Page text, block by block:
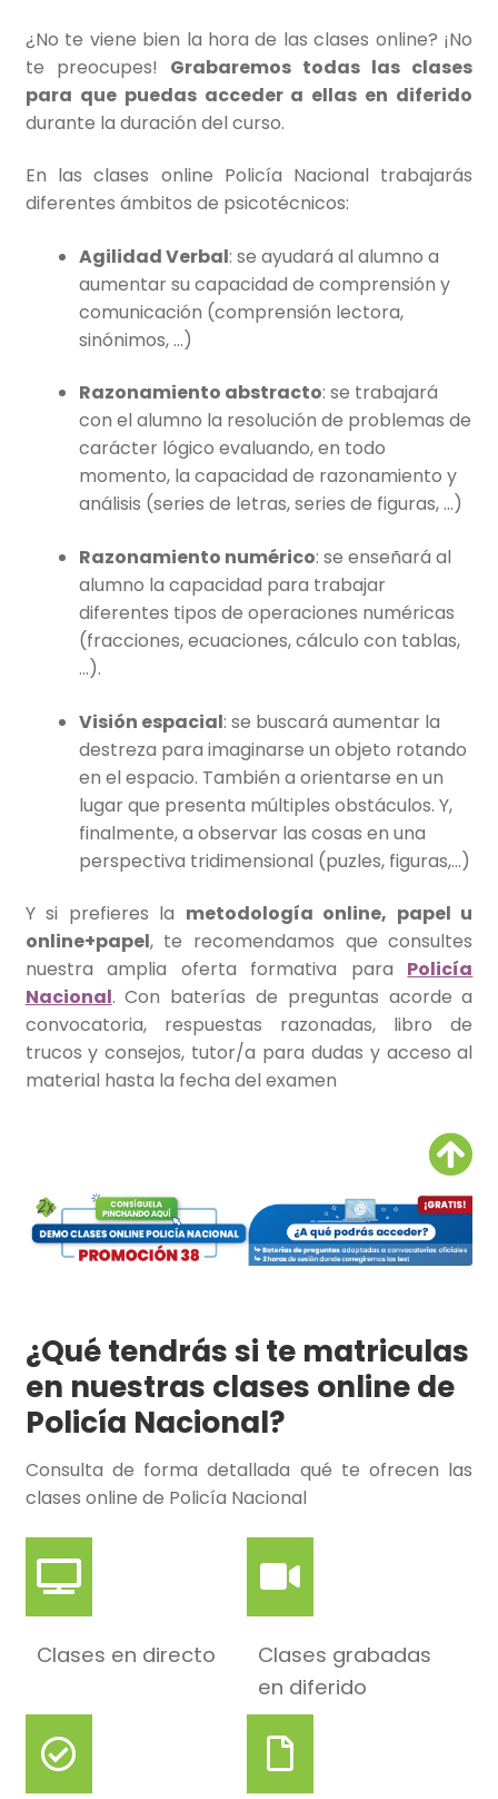
¿No te viene bien la hora de las clases online? ¡No
te preocupes! Grabaremos todas las clases
para que puedas acceder a ellas en diferido
durante la duración del curso.
En las clases online Policía Nacional trabajarás
diferentes ámbitos de psicotécnicos:
Agilidad Verbal: se ayudará al alumno a
aumentar su capacidad de comprensión y
comunicación (comprensión lectora,
sinónimos, …)
Razonamiento abstracto: se trabajará
con el alumno la resolución de problemas de
carácter lógico evaluando, en todo
momento, la capacidad de razonamiento y
análisis (series de letras, series de figuras, …)
Razonamiento numérico: se enseñará al
alumno la capacidad para trabajar
diferentes tipos de operaciones numéricas
(fracciones, ecuaciones, cálculo con tablas,
…).
Visión espacial: se buscará aumentar la
destreza para imaginarse un objeto rotando
en el espacio. También a orientarse en un
lugar que presenta múltiples obstáculos. Y,
finalmente, a observar las cosas en una
perspectiva tridimensional (puzles, figuras,…)
Y si prefieres la metodología online, papel u
online+papel, te recomendamos que consultes
nuestra amplia oferta formativa para Policía
Nacional. Con baterías de preguntas acorde a
convocatoria, respuestas razonadas, libro de
trucos y consejos, tutor/a para dudas y acceso al
material hasta la fecha del examen
¿Qué tendrás si te matriculas
en nuestras clases online de
Policía Nacional?
Consulta de forma detallada qué te ofrecen las
clases online de Policía Nacional
Clases en directo
Clases grabadas
en diferido